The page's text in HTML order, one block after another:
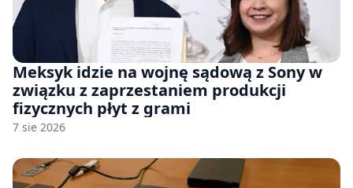
Meksyk idzie na wojnę sądową z Sony w
związku z zaprzestaniem produkcji
fizycznych płyt z grami
7 sie 2026